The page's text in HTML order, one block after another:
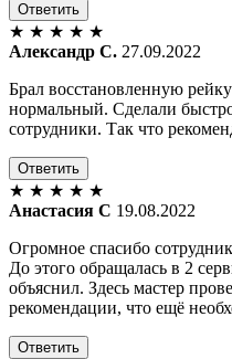
Ответить
★ ★ ★ ★ ★
Александр С. 27.09.2022
Брал восстановленную
нормальный. Сделали
сотрудники. Так что
Ответить
★ ★ ★ ★ ★
Анастасия С 19.08.2022
Огромное спасибо
До этого обращалась в 2
объяснил. Здесь мастер
рекомендации, что ещё
Ответить